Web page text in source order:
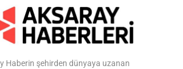
Haberin şehirden dünyaya uzanan